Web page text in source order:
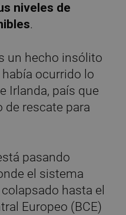
niveles de
.
un hecho insólito
ocurrido lo
Irlanda, país que
de rescate para
pasando
el sistema
hasta el
Europeo (BCE)